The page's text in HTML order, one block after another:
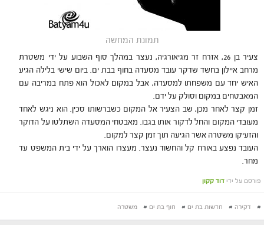
תמונת המחשה
צעיר בן 26, אזרח זר מגיאורגיה, נעצר במהלך סוף השבוע על ידי משטרת
מרחב איילון בחשד שדקר עובד מסעדה בחוף בבת ים. ביום שישי בלילה הגיע
האיש יחד עם משפחתו למסעדה, אבל במקום לאכול הוא פתח במריבה עם
המאבטחים במקום וסולק על ידם.
זמן קצר לאחר מכן, שב הצעיר אל המקום כשברשותו סכין. הוא ניגש לאחד
מעובדי המקום והחל לדקור אותו בגבו. מאבטחי המסעדה השתלטו על הדוקר
והזעיקו משטרה אשר הגיעה תוך זמן קצר למקום.
העובד נפצע באורח קל והחשוד נעצר. מעצרו הוארך על ידי בית המשפט עד
מחר.
פורסם על ידי דוד קקון
# דקירה # חדשות בת ים # חוף בת ים # משטרה